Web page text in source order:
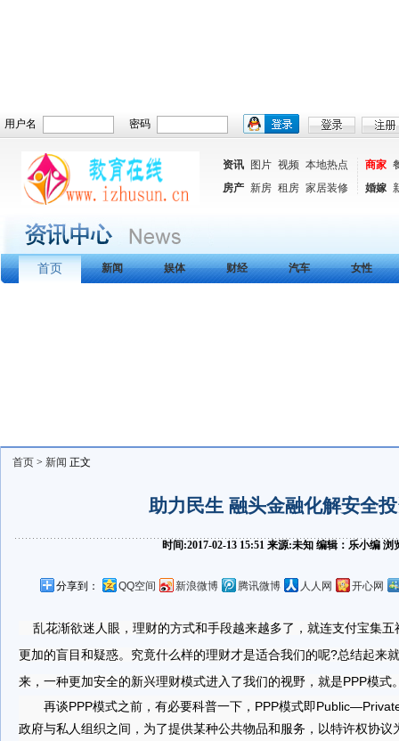
用户名 密码
资讯 图片 视频 本地热点
房产 新房 租房 家居装修
商家
婚嫁
首页 新闻 娱体 财经 汽车 女性
首页 > 新闻 正文
助力民生 融头金融化解安全
时间:2017-02-13 15:51 来源:未知 编辑：乐小编
分享到： QQ空间 新浪微博 腾讯微博 人人网 开心网
乱花渐欲迷人眼，理财的方式和手段越来越多了，就连支付宝集五
更加的盲目和疑惑。究竟什么样的理财才是适合我们的呢?总结起来
来，一种更加安全的新兴理财模式进入了我们的视野，就是PPP模式
再谈PPP模式之前，有必要科普一下，PPP模式即
政府与私人组织之间，为了提供某种公共物品和服务，以特许权协